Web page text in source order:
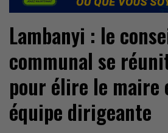
Lambanyi : le
communal se
pour élire le maire
équipe dirigeante